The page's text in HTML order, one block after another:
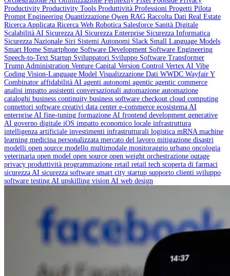
Productivity Productivity Tools Produttività Professioni Progetti Pilota
Prompt Engineering Quantizzazione Qwen RAG Raccolta Dati Real Estate
Ricerca Applicata Ricerca Web Robotica Salesforce Sanità Digitale
Scalabilità AI Sicurezza AI Sicurezza Enterprise Sicurezza Informatica
Sicurezza Nazionale Siri Sistemi Autonomi Slack Small Language Models
Smart Home Smartphone Software Development Software Engineering
Speech-to-Text Startup Sviluppatori Sviluppo Software Transformer
Trump Administration Venture Capital Version Control Vertex AI Vibe
Coding Vision-Language Model Visualizzazione Dati WWDC Wayfair Y
Combinator affidabilità AI agenti autonomi agentic agentic commerce
analisi impatto assistenti conversazionali automazione automazione
cataloghi business continuity business software checkout cloud computing
connettori software creativi data center e-commerce ecosistema AI
enterprise AI fine-tuning formazione AI frontend development generative
AI governo digitale iOS impatto economico locale infrastruttura
intelligenza artificiale investimenti infrastrutturali logistica mRNA machine
learning medicina personalizzata mercato del lavoro mitigazione disastri
modelli open source modello multimodale monitoraggio urbano oncologia
veterinaria open model open source open weight orchestrazione outage
privacy produttività programmazione retail retail tech scoperta di farmaci
sicurezza AI sicurezza software smart city startup supporto clienti sviluppo
software testing AI upskilling vision AI web design